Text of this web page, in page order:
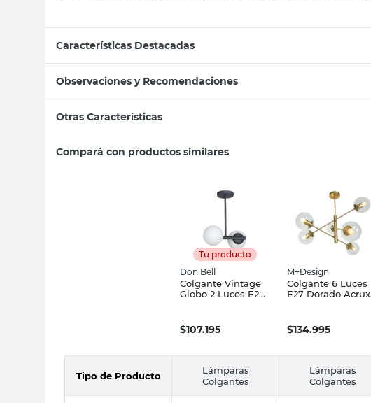
Características Destacadas
Observaciones y Recomendaciones
Otras Características
Compará con productos similares
Tu producto
Don Bell
Colgante Vintage
Globo 2 Luces E27
$107.195
M+Design
Colgante 6 Luces
E27 Dorado Acrux
$134.995
Tipo de Producto
Lámparas
Colgantes
Lámparas
Colgantes